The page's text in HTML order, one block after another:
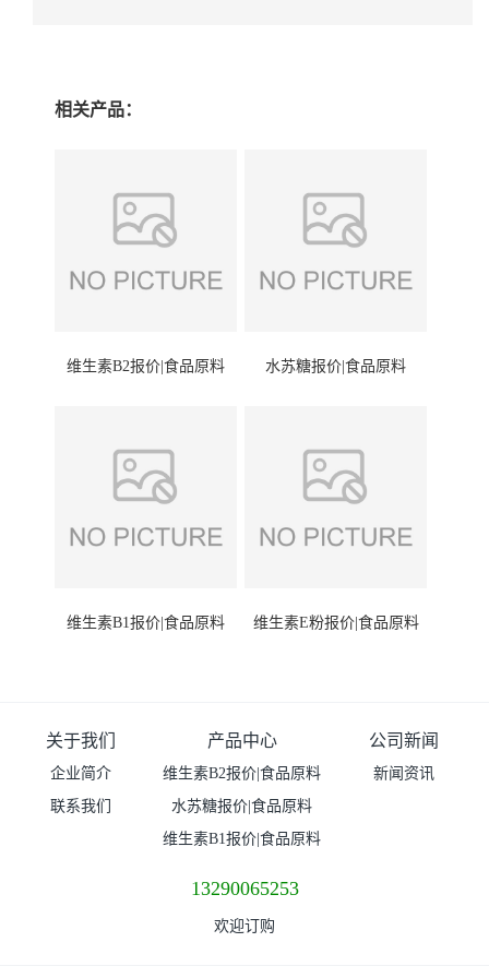
相关产品：
维生素B2报价|食品原料 水苏糖报价|食品原料
维生素B1报价|食品原料 维生素E粉报价|食品原料
关于我们
企业简介
联系我们
产品中心
维生素B2报价|食品原料
水苏糖报价|食品原料
维生素B1报价|食品原料
公司新闻
新闻资讯
13290065253
欢迎订购